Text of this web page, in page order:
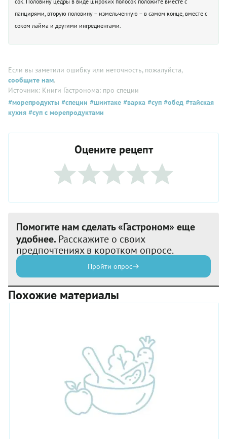
панцирями, вторую половину – измельченную – в самом конце, вместе с
соком лайма и другими ингредиентами.
Если вы заметили ошибку или неточность, пожалуйста,
сообщите нам.
Источник: Книги Гастронома: про специи
#морепродукты #специи #шиитаке #варка #суп #обед #тайская
кухня #суп с морепродуктами
Оцените рецепт
Помогите нам сделать «Гастроном» еще
удобнее. Расскажите о своих
предпочтениях в коротком опросе.
Пройти опрос
Похожие материалы